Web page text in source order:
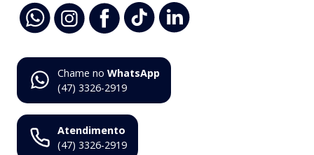
Chame no WhatsApp
(47) 3326-2919
Atendimento
(47) 3326-2919